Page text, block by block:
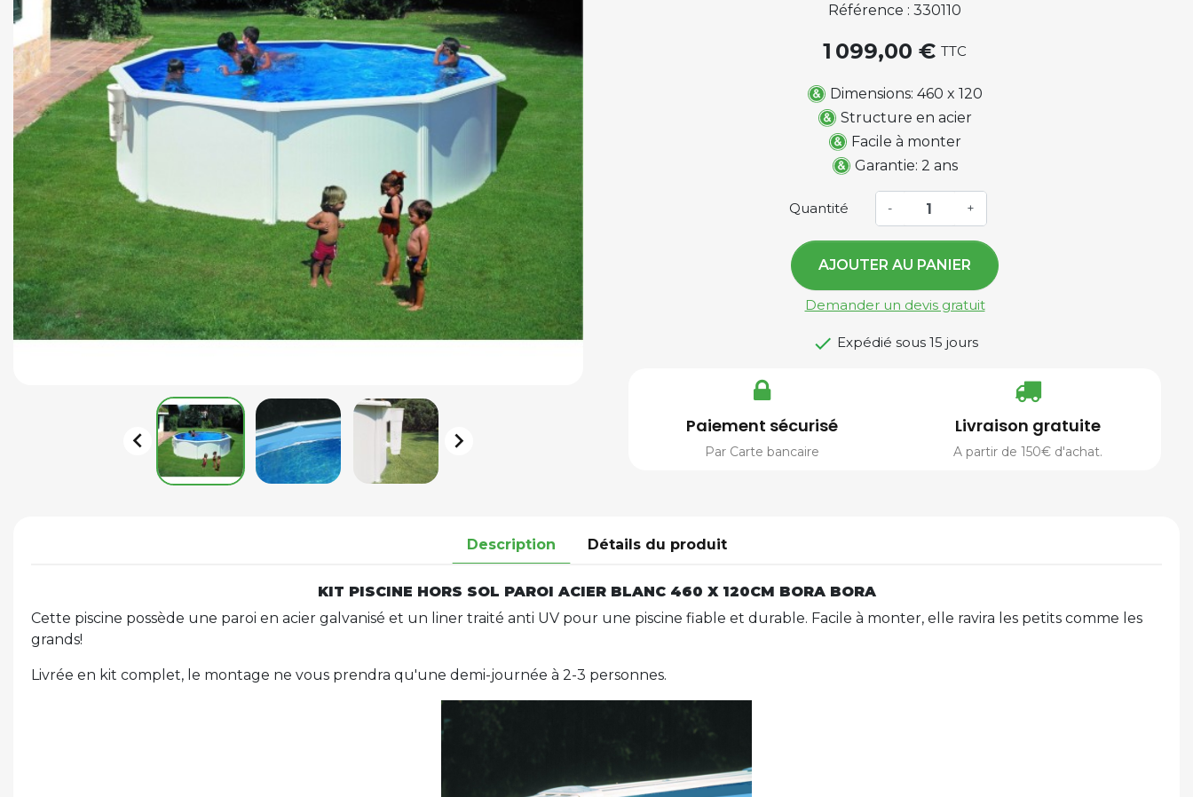
 
Référence : 330110
1 099,00 € TTC
Dimensions: 460 x 120
Structure en acier
Facile à monter
Garantie: 2 ans
Quantité - +
AJOUTER AU PANIER
Demander un devis gratuit
 Expédié sous 15 jours
Paiement sécurisé
Par Carte bancaire
Livraison gratuite
A partir de 150€ d'achat.
Description Détails du produit
KIT PISCINE HORS SOL PAROI ACIER BLANC 460 X 120CM BORA BORA
Cette piscine possède une paroi en acier galvanisé et un liner traité anti UV pour une piscine fiable et durable. Facile à monter, elle ravira les petits comme les
grands!
Livrée en kit complet, le montage ne vous prendra qu'une demi-journée à 2-3 personnes.